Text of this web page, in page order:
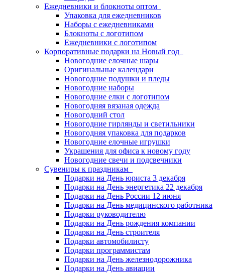
Ежедневники и блокноты оптом
Упаковка для ежедневников
Наборы с ежедневниками
Блокноты с логотипом
Ежедневники с логотипом
Корпоративные подарки на Новый год
Новогодние елочные шары
Оригинальные календари
Новогодние подушки и пледы
Новогодние наборы
Новогодние елки с логотипом
Новогодняя вязаная одежда
Новогодний стол
Новогодние гирлянды и светильники
Новогодняя упаковка для подарков
Новогодние елочные игрушки
Украшения для офиса к новому году
Новогодние свечи и подсвечники
Сувениры к праздникам
Подарки на День юриста 3 декабря
Подарки на День энергетика 22 декабря
Подарки на День России 12 июня
Подарки на День медицинского работника
Подарки руководителю
Подарки на День рождения компании
Подарки на День строителя
Подарки автомобилисту
Подарки программистам
Подарки на День железнодорожника
Подарки на День авиации